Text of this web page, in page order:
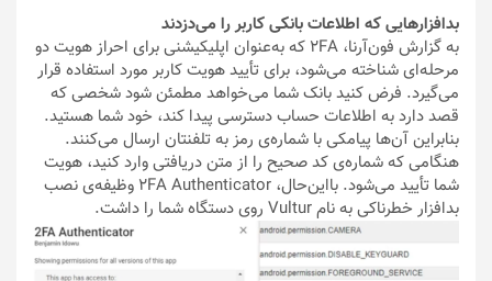
بدافزارهایی که اطلاعات بانکی کاربر را می‌دزدند
به گزارش فون‌آرنا، 2FA که به‌عنوان اپلیکیشنی برای احراز هویت دو
مرحله‌ای شناخته می‌شود، برای تأیید هویت کاربر مورد استفاده قرار
می‌گیرد. فرض کنید بانک شما می‌خواهد مطمئن شود شخصی که
قصد دارد به اطلاعات حساب دسترسی پیدا کند، خود شما هستید.
بنابراین آن‌ها پیامکی با شماره‌ی رمز به تلفنتان ارسال می‌کنند.
هنگامی که شماره‌ی کد صحیح را از متن دریافتی وارد کنید، هویت
شما تأیید می‌شود. بااین‌حال، 2FA Authenticator وظیفه‌ی نصب
بدافزار خطرناکی به نام Vultur روی دستگاه شما را داشت.